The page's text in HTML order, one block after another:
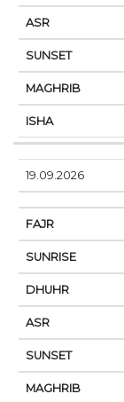
19.09.2026